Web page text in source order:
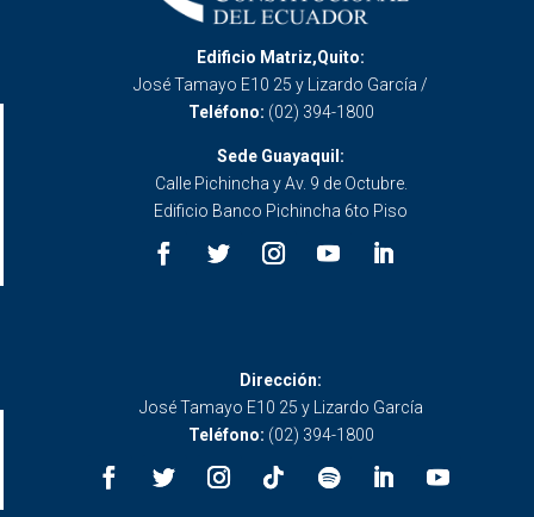
Edificio Matriz,Quito:
José Tamayo E10 25 y Lizardo García /
Teléfono: (02) 394-1800
Sede Guayaquil:
Calle Pichincha y Av. 9 de Octubre.
Edificio Banco Pichincha 6to Piso
Dirección:
José Tamayo E10 25 y Lizardo García
Teléfono: (02) 394-1800